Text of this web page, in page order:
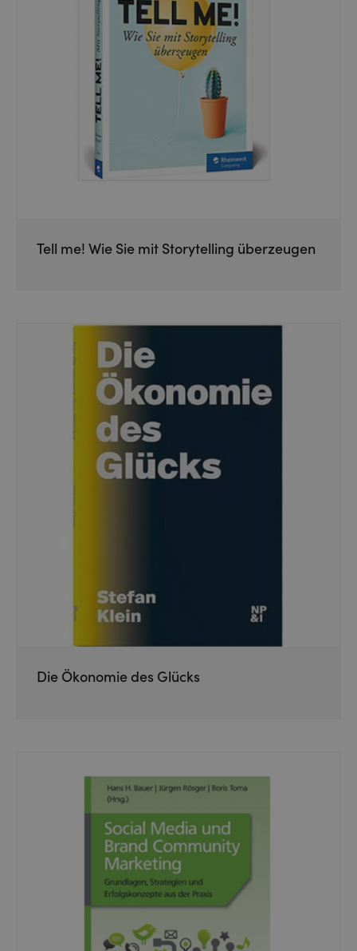
Tell me! Wie Sie mit Storytelling überzeugen
Die Ökonomie des Glücks